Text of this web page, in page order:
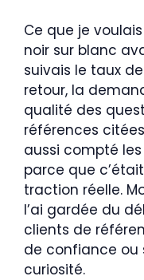
Ce que je
noir sur blanc
suivais le taux
retour, la
qualité des
références
aussi compté
parce que
traction réelle.
l’ai gardée du
clients de
de confiance ou
curiosité.